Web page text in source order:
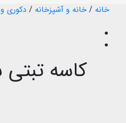
خانه / خانه و آشپزخانه / دکوری
کاسه